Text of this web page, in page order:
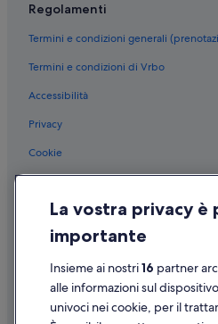
Regolamenti
Termini e condizioni generali
Termini e condizioni di Vrbo
Accessibilità
Privacy
Cookie
Informazioni legali/Contatti
Linee guida sui contenuti e
Supporto
Assistenza clienti
La vostra privacy è
importante
Insieme ai nostri16 partner
alle informazioni sul
univoci nei cookie, per il